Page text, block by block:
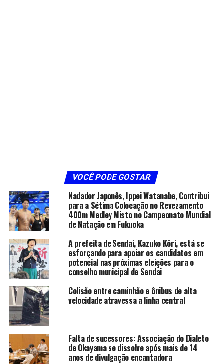
VOCÊ PODE GOSTAR
Nadador Japonês, Ippei Watanabe, Contribui
para a Sétima Colocação no Revezamento
400m Medley Misto no Campeonato Mundial
de Natação em Fukuoka
A prefeita de Sendai, Kazuko Kōri, está se
esforçando para apoiar os candidatos em
potencial nas próximas eleições para o
conselho municipal de Sendai
Colisão entre caminhão e ônibus de alta
velocidade atravessa a linha central
Falta de sucessores: Associação do Dialeto
de Okayama se dissolve após mais de 14
anos de divulgação encantadora